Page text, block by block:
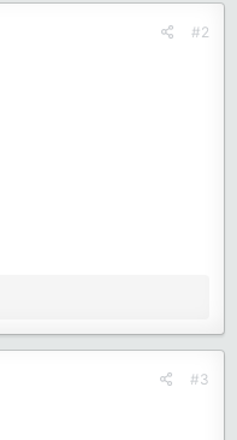
#2
#3